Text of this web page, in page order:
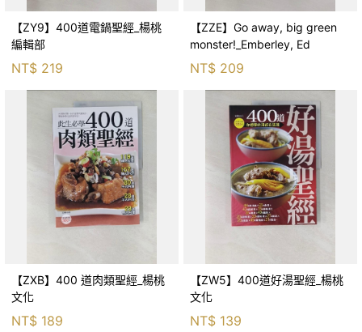
【ZY9】400道電鍋聖經_楊桃
編輯部
NT$ 219
【ZZE】Go away, big green
monster!_Emberley, Ed
NT$ 209
【ZXB】400 道肉類聖經_楊桃
文化
NT$ 189
【ZW5】400道好湯聖經_楊桃
文化
NT$ 139